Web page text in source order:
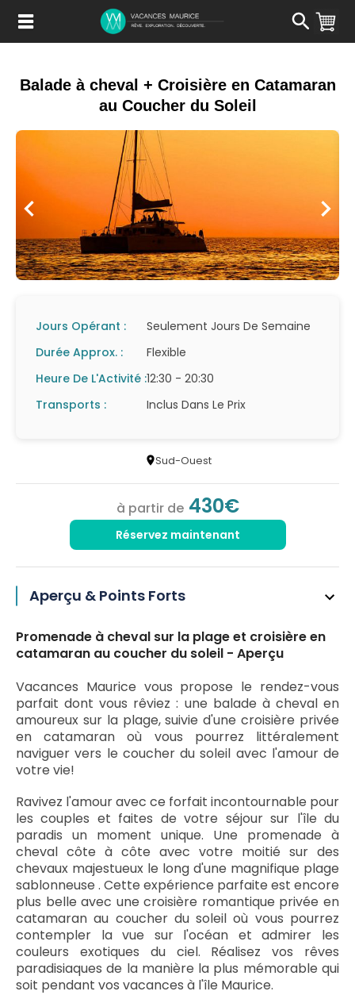
Contenu
Balade à cheval + Croisière en Catamaran
au Coucher du Soleil
Jours Opérant :
Seulement Jours De Semaine
Durée Approx. :
Flexible
Heure De L'Activité :12:30 - 20:30
Transports :
Inclus Dans Le Prix
Sud-Ouest
à partir de 430€
Réservez maintenant
Aperçu & Points Forts
Promenade à cheval sur la plage et croisière en
catamaran au coucher du soleil - Aperçu
Vacances Maurice vous propose le rendez-vous
parfait dont vous rêviez : une balade à cheval en
amoureux sur la plage, suivie d'une croisière privée
en catamaran où vous pourrez littéralement
naviguer vers le coucher du soleil avec l'amour de
votre vie!
Ravivez l'amour avec ce forfait incontournable pour
les couples et faites de votre séjour sur l'île du
paradis un moment unique. Une promenade à
cheval côte à côte avec votre moitié sur des
chevaux majestueux le long d'une magnifique plage
sablonneuse . Cette expérience parfaite est encore
plus belle avec une croisière romantique privée en
catamaran au coucher du soleil où vous pourrez
contempler la vue sur l'océan et admirer les
couleurs exotiques du ciel. Réalisez vos rêves
paradisiaques de la manière la plus mémorable qui
soit pendant vos vacances à l'île Maurice.